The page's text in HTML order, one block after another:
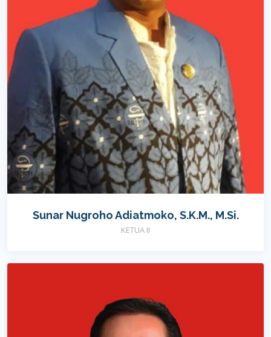
Sunar Nugroho Adiatmoko, S.K.M., M.Si.
KETUA II